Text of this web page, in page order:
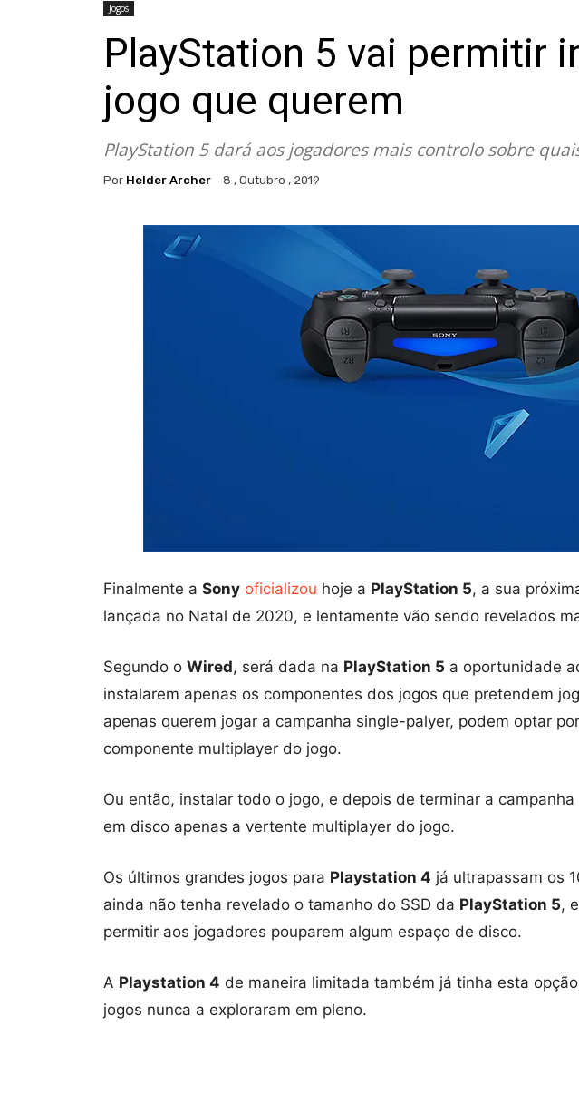
Jogos
PlayStation 5 vai permitir
jogo que querem
PlayStation 5 dará aos jogadores mais controlo sobre
Por Helder Archer 8 , Outubro , 2019
Finalmente a Sony oficializou hoje a PlayStation 5, a sua
lançada no Natal de 2020, e lentamente vão sendo revelados
Segundo o Wired, será dada na PlayStation 5 a oportunidade
instalarem apenas os componentes dos jogos que pretendem
apenas querem jogar a campanha single-palyer, podem optar
componente multiplayer do jogo.
Ou então, instalar todo o jogo, e depois de terminar a
em disco apenas a vertente multiplayer do jogo.
Os últimos grandes jogos para Playstation 4 já ultrapassam os
ainda não tenha revelado o tamanho do SSD da PlayStation 5,
permitir aos jogadores pouparem algum espaço de disco.
A Playstation 4 de maneira limitada também já tinha esta
jogos nunca a exploraram em pleno.